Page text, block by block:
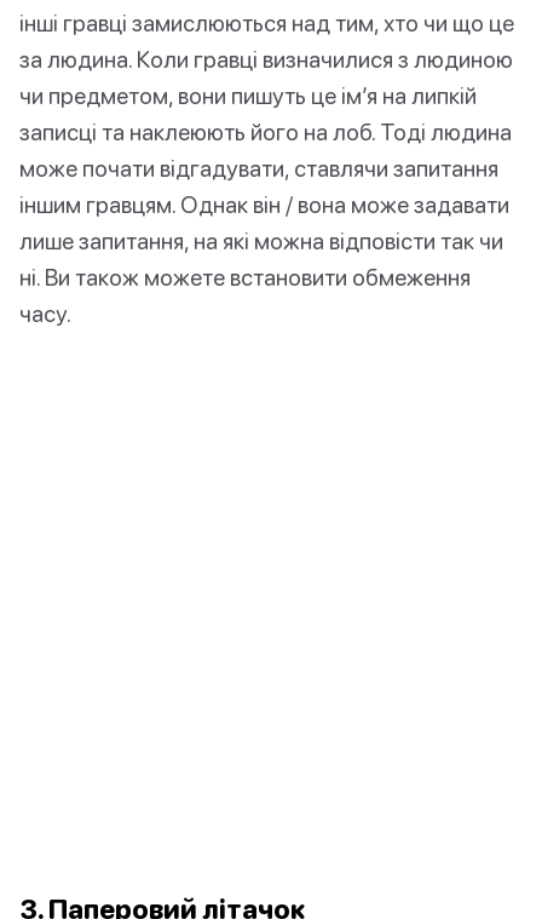
інші гравці замислюються над тим, хто чи що це
за людина. Коли гравці визначилися з людиною
чи предметом, вони пишуть це ім’я на липкій
записці та наклеюють його на лоб. Тоді людина
може почати відгадувати, ставлячи запитання
іншим гравцям. Однак він / вона може задавати
лише запитання, на які можна відповісти так чи
ні. Ви також можете встановити обмеження
часу.
3. Паперовий літачок